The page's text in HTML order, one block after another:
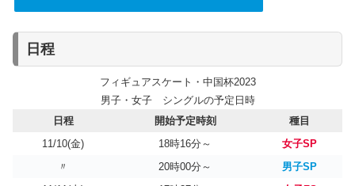
日程
フィギュアスケート・中国杯2023
男子・女子 シングルの予定日時
日程
開始予定時刻
種目
11/10(金)
18時16分～
女子SP
〃
20時00分～
男子SP